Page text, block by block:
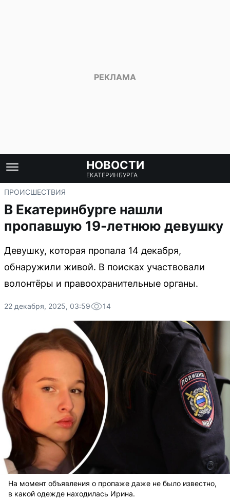
НОВОСТИ
ЕКАТЕРИНБУРГА
ПРОИСШЕСТВИЯ
В Екатеринбурге нашли
пропавшую 19-летнюю девушку
Девушку, которая пропала 14 декабря,
обнаружили живой. В поисках участвовали
волонтёры и правоохранительные органы.
22 декабря, 2025, 03:59 14
На момент объявления о пропаже даже не было известно,
в какой одежде находилась Ирина.